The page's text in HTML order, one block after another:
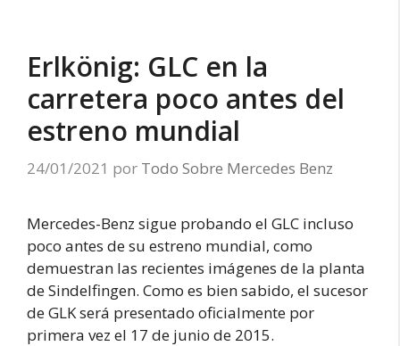
Erlkönig: GLC en la
carretera poco antes del
estreno mundial
24/01/2021 por Todo Sobre Mercedes Benz
Mercedes-Benz sigue probando el GLC incluso
poco antes de su estreno mundial, como
demuestran las recientes imágenes de la planta
de Sindelfingen. Como es bien sabido, el sucesor
de GLK será presentado oficialmente por
primera vez el 17 de junio de 2015.